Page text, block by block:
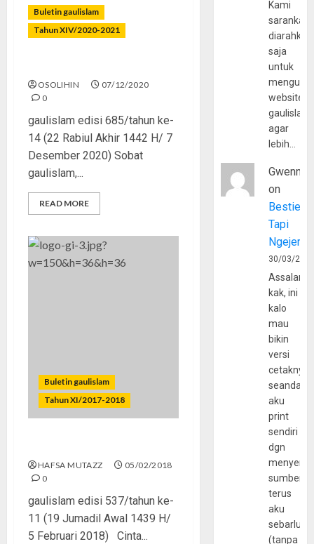
Buletin gaulislam
Tahun XIV/2020-2021
OSOLIHIN
07/12/2020
0
gaulislam edisi 685/tahun ke-
14 (22 Rabiul Akhir 1442 H/ 7
Desember 2020) Sobat
gaulislam,...
READ MORE
Buletin gaulislam
Tahun XI/2017-2018
HAFSA MUTAZZ
05/02/2018
0
gaulislam edisi 537/tahun ke-
11 (19 Jumadil Awal 1439 H/
5 Februari 2018) Cinta...
Kami
sarankan,
diarahkan
saja
untuk
website
agar
lebih…
Gwenny
on
Bestie
Tapi
30/03/
kak, ini
kalo
mau
bikin
versi
cetaknya
aku
print
sendiri
dgn
sumber
terus
aku
(tanpa